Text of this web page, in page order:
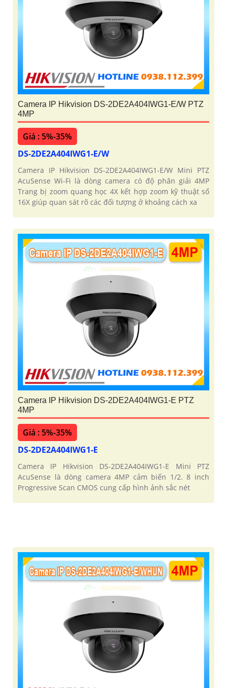
Camera IP Hikvision DS-2DE2A404IWG1-E/W PTZ
4MP
Giá : 5%-35%
DS-2DE2A404IWG1-E/W
Camera IP Hikvision DS-2DE2A404IWG1-E/W Mini PTZ
AcuSense Wi-Fi là dòng camera có độ phân giải 4MP
Trang bị zoom quang học 4X kết hợp zoom kỹ thuật số
16X giúp quan sát rõ các đối tượng ở khoảng cách xa
Camera IP Hikvision DS-2DE2A404IWG1-E PTZ
4MP
Giá : 5%-35%
DS-2DE2A404IWG1-E
Camera IP Hikvision DS-2DE2A404IWG1-E Mini PTZ
AcuSense là dòng camera 4MP cảm biến 1/2. 8 inch
Progressive Scan CMOS cung cấp hình ảnh sắc nét